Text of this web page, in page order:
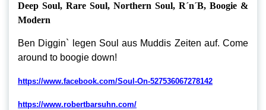
Deep Soul, Rare Soul, Northern Soul, R´n´B, Boogie &
Modern
Ben Diggin` legen Soul aus Muddis Zeiten auf. Come
around to boogie down!
https://www.facebook.com/Soul-On-527536067278142
https://www.robertbarsuhn.com/